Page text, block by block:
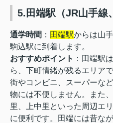
5.田端駅（JR山手線
通学時間 ： 田端駅からは山
駒込駅に到着します。
おすすめポイント ：田端駅
ら、下町情緒が残るエリア
街やコンビニ、スーパーな
物には不便しません。また
里、上中里といった周辺エ
に便利です。田端には昔な